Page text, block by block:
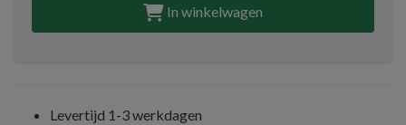
In winkelwagen
Levertijd 1-3 werkdagen